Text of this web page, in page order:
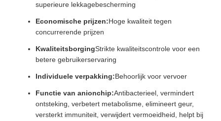
superieure lekkagebescherming
Economische prijzen:Hoge kwaliteit tegen
concurrerende prijzen
KwaliteitsborgingStrikte kwaliteitscontrole voor een
betere gebruikerservaring
Individuele verpakking:Behoorlijk voor vervoer
Functie van anionchip:Antibacterieel, vermindert
ontsteking, verbetert metabolisme, elimineert geur,
versterkt immuniteit, verwijdert vermoeidheid, helpt bij